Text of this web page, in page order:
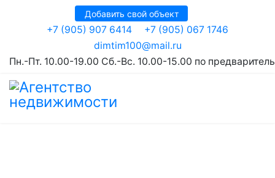
Добавить свой объект
+7 (905) 907 6414
+7 (905) 067 1746
dimtim100@mail.ru
Пн.-Пт. 10.00-19.00 Сб.-Вс. 10.00-15.00 по